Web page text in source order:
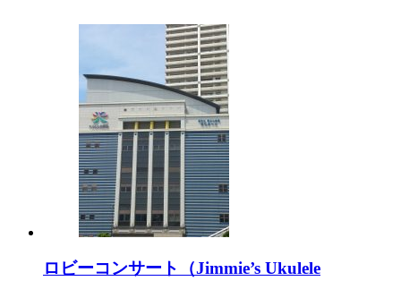
ロビーコンサート（Jimmie’s Ukulele